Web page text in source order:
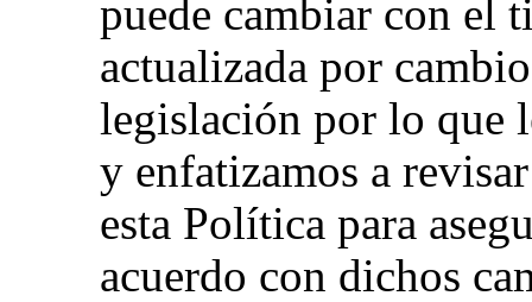
puede cambiar con el
actualizada por
legislación por lo que
y enfatizamos a
esta Política para
acuerdo con dichos